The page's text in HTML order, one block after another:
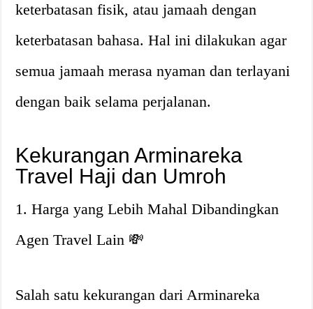
keterbatasan fisik, atau jamaah dengan
keterbatasan bahasa. Hal ini dilakukan agar
semua jamaah merasa nyaman dan terlayani
dengan baik selama perjalanan.
Kekurangan Arminareka
Travel Haji dan Umroh
1. Harga yang Lebih Mahal Dibandingkan
Agen Travel Lain 💸
Salah satu kekurangan dari Arminareka